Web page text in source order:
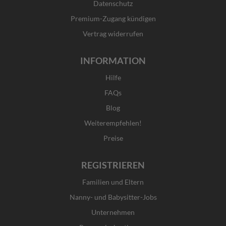
f
m
r
Datenschutz
Premium-Zugang kündigen
Vertrag widerrufen
INFORMATION
Hilfe
FAQs
Blog
Weiterempfehlen!
Preise
REGISTRIEREN
Familien und Eltern
Nanny- und Babysitter-Jobs
Unternehmen